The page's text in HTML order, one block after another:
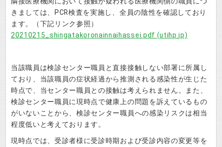
きましては、PCR検査を実施し、全員の陰性を確認しており
ます。（下記リンク参照）
20210215_shingatakoronainnaihassei.pdf (utihp.jp)
当該職員は検診センター職員と直接接触しない部署に所属し
ており、当該職員の症状経過から推測される感染性が生じた
時点で、当センター職員との接触は考えられません。また、
検診センター職員に現時点で健康上の問題を訴えているもの
がいないことから、検診センター職員への感染リスクは相当
程度低いと考えております。
現時点では、受診者様に受診時期および受診内容の変更等を